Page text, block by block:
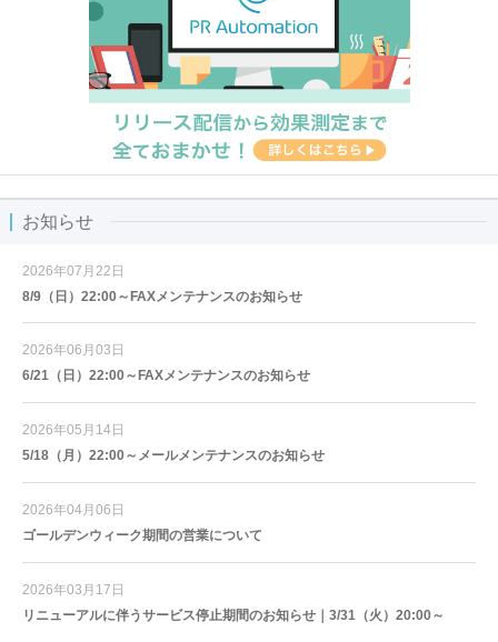
お知らせ
2026年07月22日
8/9（日）22:00～FAXメンテナンスのお知らせ
2026年06月03日
6/21（日）22:00～FAXメンテナンスのお知らせ
2026年05月14日
5/18（月）22:00～メールメンテナンスのお知らせ
2026年04月06日
ゴールデンウィーク期間の営業について
2026年03月17日
リニューアルに伴うサービス停止期間のお知らせ｜3/31（火）20:00～